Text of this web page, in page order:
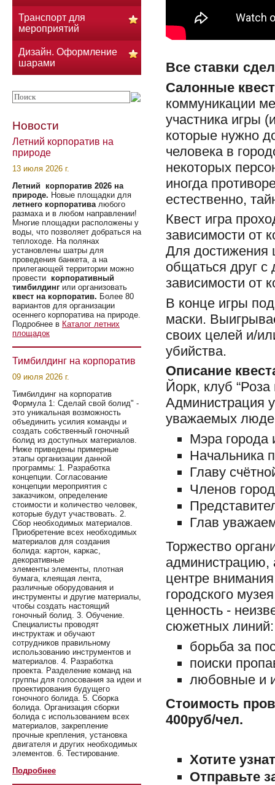
Все ставки
Салонные
коммуникации
участника игры
которые нужно
человека в
некоторых
иногда
естественно,
Квест игра
зависимости от
Для достижения
общаться друг с
зависимости от
В конце игры
маски.
своих целей и/
убийства.
Описание
Йорк, клуб
Администрация
уважаемых
Мэра города
Начальника
Главу
Членов
Глав
Торжество
администрацию,
центре
городского
ценность -
сюжетных линий:
борьба за
поиски
любовные и
Стоимость
400руб/чел.
Хотите
Отправьте
Транспорт для
мероприятий
Дизайн. Оформление
шарами
Новости
Летний корпоратив на
природе
13 июля 2026 г.
Летний корпоратив 2026 на
природе. Новые площадки для
летнего корпоративалюбого
размаха и в любом направлении!
Многие площадки расположены у
воды, что позволяет добраться на
теплоходе. На полянах
установлены шатры для
проведения банкета, а на
прилегающей территории можно
провести корпоративный
тимбилдинг или организовать
квест на корпоратив. Более 80
вариантов для организации
осеннего корпоратива на природе.
Подробнее в Каталог летних
площадок
Тимбилдинг на корпоратив
09 июля 2026 г.
Тимбилдинг на корпоратив
Формула 1: Сделай свой болид" -
это уникальная возможность
объединить усилия команды и
создать собственный гоночный
болид из доступных материалов.
Ниже приведены примерные
этапы организации данной
программы: 1. Разработка
концепции. Согласование
концепции мероприятия с
заказчиком, определение
стоимости и количество человек,
которые будут участвовать. 2.
Сбор необходимых материалов.
Приобретение всех необходимых
материалов для создания
болида: картон, каркас,
декоративные
элементы элементы, плотная
бумага, клеящая лента,
различные оборудования и
инструменты и другие материалы,
чтобы создать настоящий
гоночный болид. 3. Обучение.
Специалисты проводят
инструктаж и обучают
сотрудников правильному
использованию инструментов и
материалов. 4. Разработка
проекта. Разделение команд на
группы для голосования за идеи и
проектирования будущего
гоночного болида. 5. Сборка
болида. Организация сборки
болида с использованием всех
материалов, закрепление
прочные крепления, установка
двигателя и других необходимых
элементов. 6. Тестирование.
Подробнее